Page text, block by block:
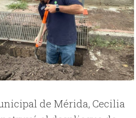
de Mérida, Cecilia